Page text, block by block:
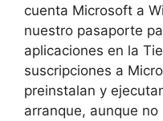
cuenta Microsoft a
nuestro pasaporte
aplicaciones en la
suscripciones a
preinstalan y
arranque, aunque no